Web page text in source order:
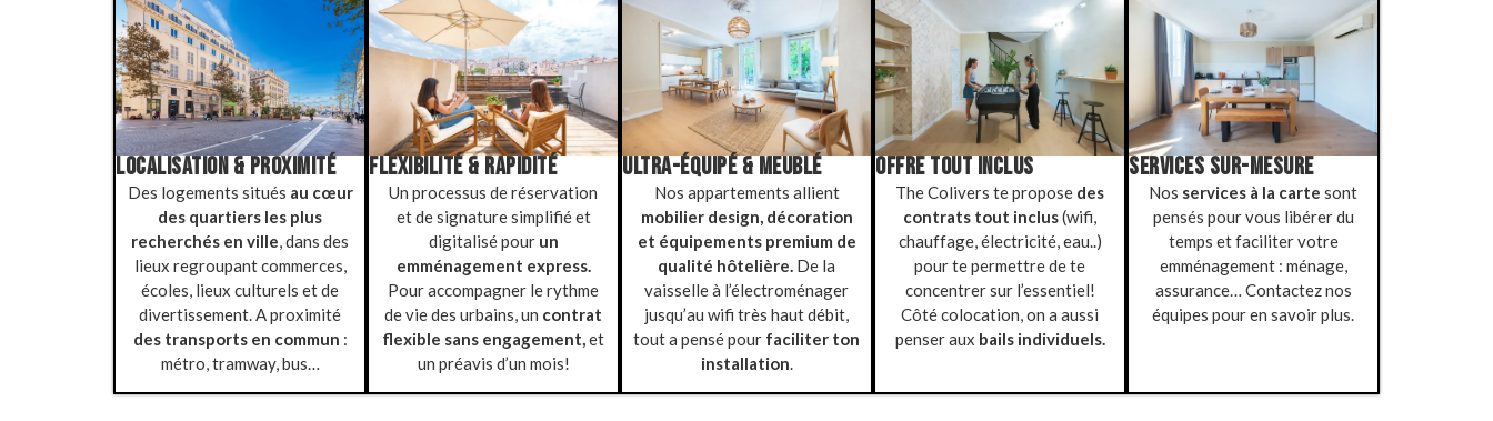
LOCALISATION & PROXIMITÉ
Des logements situés au cœur
des quartiers les plus
recherchés en ville, dans des
lieux regroupant commerces,
écoles, lieux culturels et de
divertissement. A proximité
des transports en commun :
métro, tramway, bus…
FLEXIBILITÉ & RAPIDITÉ
Un processus de réservation
et de signature simplifié et
digitalisé pour un
emménagement express.
Pour accompagner le rythme
de vie des urbains, un contrat
flexible sans engagement,et
un préavis d’un mois!
ULTRA-ÉQUIPÉ & MEUBLÉ
Nos appartements allient
mobilier design, décoration
et équipements premium de
qualité hôtelière. De la
vaisselle à l’électroménager
jusqu’au wifi très haut débit,
tout a pensé pour faciliter ton
installation.
OFFRE TOUT INCLUS
The Colivers te propose des
contrats tout inclus(wifi,
chauffage, électricité, eau..)
pour te permettre de te
concentrer sur l’essentiel!
Côté colocation, on a aussi
penser aux bails individuels.
SERVICES SUR-MESURE
Nos services à la carte sont
pensés pour vous libérer du
temps et faciliter votre
emménagement : ménage,
assurance… Contactez nos
équipes pour en savoir plus.